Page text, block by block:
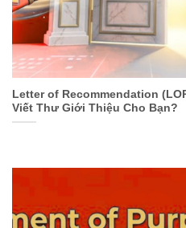
Letter of Recommendation
Viết Thư Giới Thiệu Cho Bạn?